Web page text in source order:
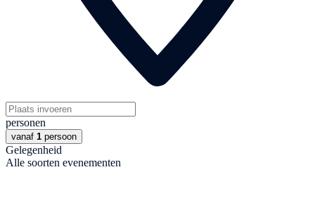
personen
vanaf 1 persoon
Gelegenheid
Alle soorten evenementen